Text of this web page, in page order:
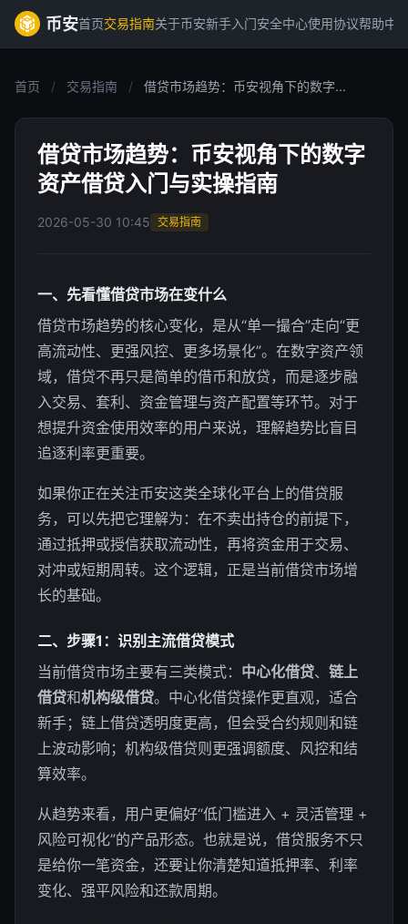
币安首页交易指南关于币安新手入门安全中心使用协议帮助中
首页 / 交易指南 / 借贷市场趋势：币安视角下的数字...
借贷市场趋势：币安视角下的数字
资产借贷入门与实操指南
2026-05-30 10:45 交易指南
一、先看懂借贷市场在变什么
借贷市场趋势的核心变化，是从“单一撮合”走向“更
高流动性、更强风控、更多场景化”。在数字资产领
域，借贷不再只是简单的借币和放贷，而是逐步融
入交易、套利、资金管理与资产配置等环节。对于
想提升资金使用效率的用户来说，理解趋势比盲目
追逐利率更重要。
如果你正在关注币安这类全球化平台上的借贷服
务，可以先把它理解为：在不卖出持仓的前提下，
通过抵押或授信获取流动性，再将资金用于交易、
对冲或短期周转。这个逻辑，正是当前借贷市场增
长的基础。
二、步骤1：识别主流借贷模式
当前借贷市场主要有三类模式： 中心化借贷、 链上
借贷和机构级借贷。中心化借贷操作更直观，适合
新手；链上借贷透明度更高，但会受合约规则和链
上波动影响；机构级借贷则更强调额度、风控和结
算效率。
从趋势来看，用户更偏好“低门槛进入 + 灵活管理 +
风险可视化”的产品形态。也就是说，借贷服务不只
是给你一笔资金，还要让你清楚知道抵押率、利率
变化、强平风险和还款周期。